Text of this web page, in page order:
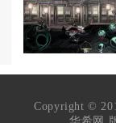
Copyright ©